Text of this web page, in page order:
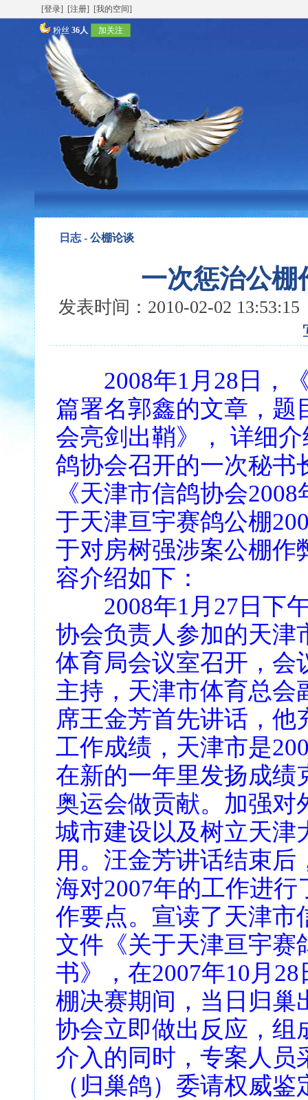
[登录] [注册] [我的空间]
粉丝 36人 加关注
日志 - 公棚论谈
一次惩治公棚
发表时间：2010-02-02
2008年1月28日，
篇署名郭鑫的文章，题
会亮剑出鞘》， 详细
鸽协会召开的一次秘书
《天津市信鸽协会
于天津亘宇赛鸽公棚
于对房树强涉案公棚作
容介绍如下：
2008年1月27日下午
协会负责人参加的天津
体育局会议室召开，会
主持，天津市体育总会
席王金芳首先讲话，
工作成绩，天津市是
在新的一年里发扬成绩
奥运会做贡献。加强对
城市建设以及树立天津
用。汪金芳讲话结束
海对2007年的工作进
作要点。宣读了天津市
文件《关于天津亘宇赛
书》，在2007年10月
棚决赛期间，当日归巢
协会立即做出反应，组
介入的同时，专案人员
（归巢鸽）委请权威